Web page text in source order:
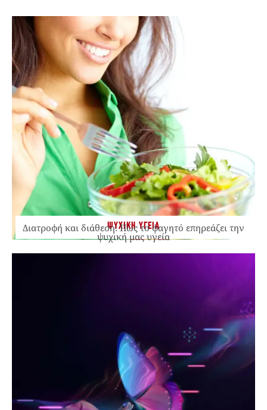
ΨΥΧΙΚΗ ΥΓΕΙΑ
Διατροφή και διάθεση: Πώς το φαγητό επηρεάζει την
ψυχική μας υγεία